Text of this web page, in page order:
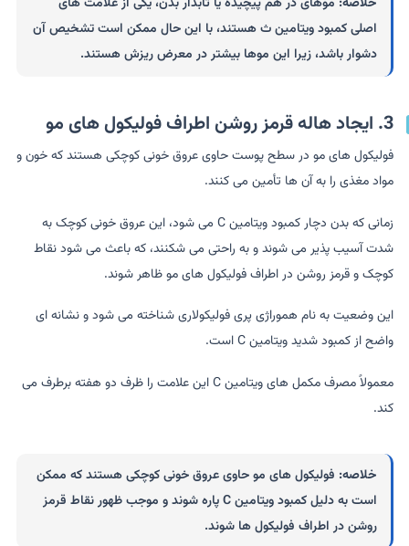
اصلی کمبود ویتامین ث هستند، با این حال ممکن است تشخیص آن
دشوار باشد، زیرا این موها بیشتر در معرض ریزش هستند.
3. ایجاد هاله قرمز روشن اطراف فولیکول های مو
فولیکول های مو در سطح پوست حاوی عروق خونی کوچکی هستند که خون و
مواد مغذی را به آن ها تأمین می کنند.
زمانی که بدن دچار کمبود ویتامین C می شود، این عروق خونی کوچک به
شدت آسیب پذیر می شوند و به راحتی می شکنند، که باعث می شود نقاط
کوچک و قرمز روشن در اطراف فولیکول های مو ظاهر شوند.
این وضعیت به نام هموراژی پری فولیکولاری شناخته می شود و نشانه ای
واضح از کمبود شدید ویتامین C است.
معمولاً مصرف مکمل های ویتامین C این علامت را ظرف دو هفته برطرف می
کند.
خلاصه: فولیکول های مو حاوی عروق خونی کوچکی هستند که ممکن
است به دلیل کمبود ویتامین C پاره شوند و موجب ظهور نقاط قرمز
روشن در اطراف فولیکول ها شوند.